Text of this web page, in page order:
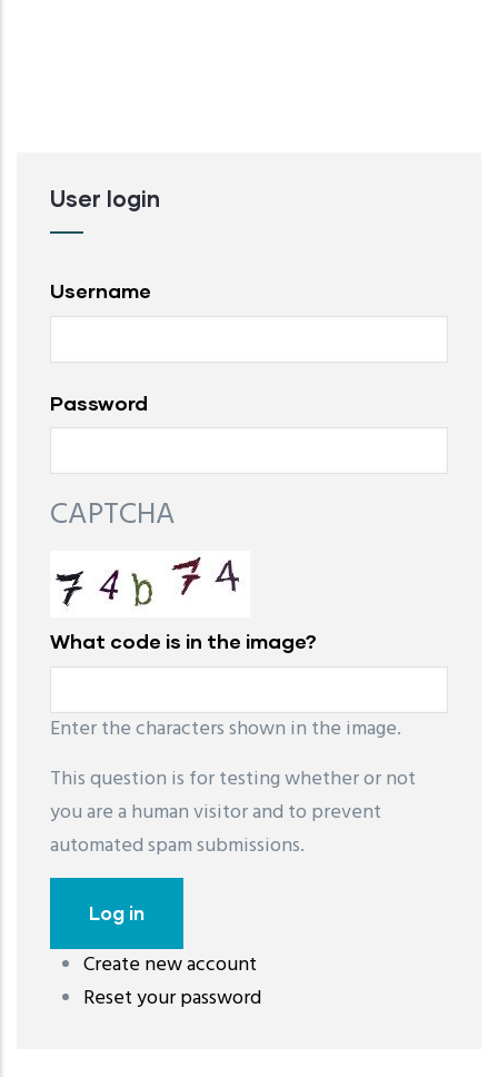
User login
Username
Password
CAPTCHA
What code is in the image?
Enter the characters shown in the image.
This question is for testing whether or not
you are a human visitor and to prevent
automated spam submissions.
Create new account
Reset your password
레딧 다운로드coloring pages printable
download